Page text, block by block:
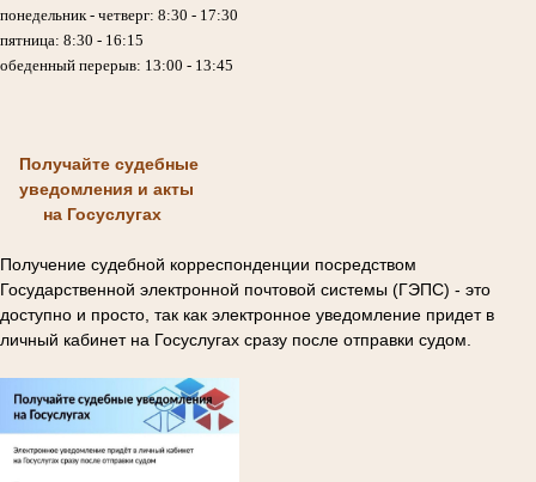
понедельник - четверг: 8:30 - 17:30
пятница: 8:30 - 16:15
обеденный перерыв: 13:00 - 13:45
Получайте судебные
уведомления и акты
на Госуслугах
Получение судебной корреспонденции посредством
Государственной электронной почтовой системы (ГЭПС) - это
доступно и просто, так как электронное уведомление придет в
личный кабинет на Госуслугах сразу после отправки судом.